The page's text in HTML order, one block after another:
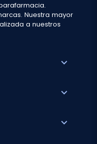
Nuestra mayor
a nuestros
expand_more
expand_more
expand_more